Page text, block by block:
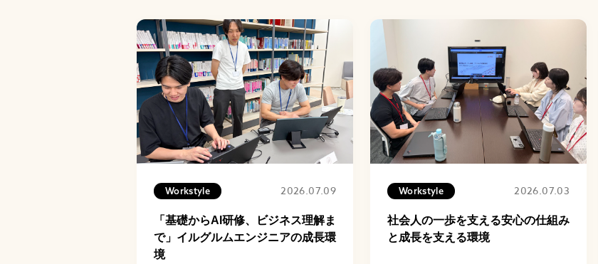
Workstyle 2026.07.09
「基礎からAI研修、ビジネス理解ま
で」イルグルムエンジニアの成長環
境
Workstyle 2026.07.03
社会人の一歩を支える安心の仕組み
と成長を支える環境